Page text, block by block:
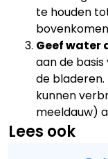
te houden
Geef water
aan de
de
kunnen
meeldauw)
Lees ook